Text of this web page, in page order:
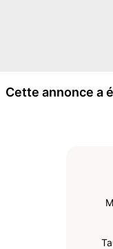
Cette annonce a